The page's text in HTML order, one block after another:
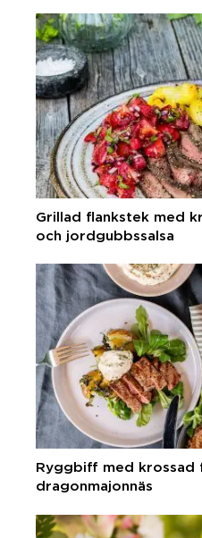
Grillad flankstek med
och jordgubbssalsa
Ryggbiff med krossad
dragonmajonnäs